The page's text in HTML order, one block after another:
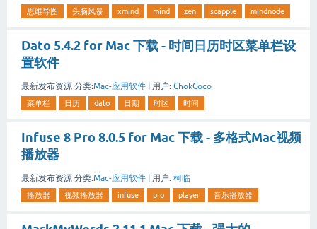
思维导图 头脑风暴 xmind mind zen scapple mindnode
Dato 5.4.2 for Mac 下载 - 时间日历时区菜单栏设
置软件
最新发布资源 分类:Mac-应用软件 | 用户: ChokCoco
菜单栏 日历 dato 日期 时区 时间
Infuse 8 Pro 8.0.5 for Mac 下载 - 多格式Mac视频
播放器
最新发布资源 分类:Mac-应用软件 | 用户: 柯临
播放器 视频播放器 infuse pro player 音乐播放器